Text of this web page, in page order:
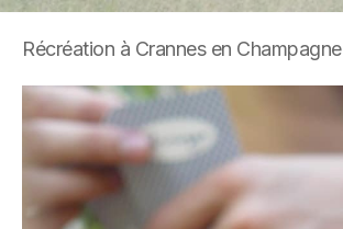
Récréation à Crannes en Champagne